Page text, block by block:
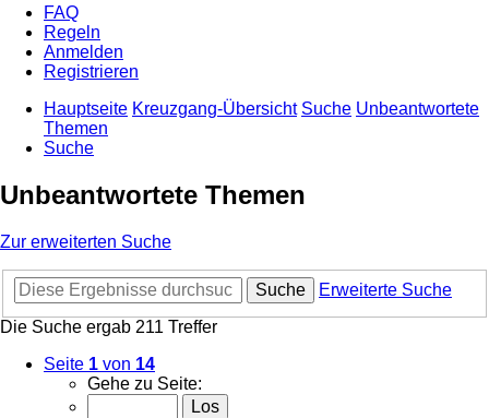
FAQ
Regeln
Anmelden
Registrieren
Hauptseite Kreuzgang-Übersicht Suche Unbeantwortete
Themen
Suche
Unbeantwortete Themen
Zur erweiterten Suche
Suche
Erweiterte Suche
Die Suche ergab 211 Treffer
Seite 1 von 14
Gehe zu Seite: